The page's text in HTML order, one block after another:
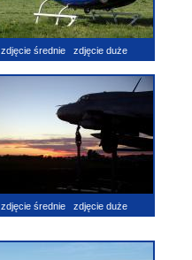
zdjęcie średnie zdjęcie duże
zdjęcie średnie zdjęcie duże